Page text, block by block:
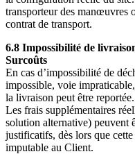
transporteur des manœuvres
contrat de transport.
6.8 Impossibilité de
Surcoûts
En cas d’impossibilité de
impossible, voie
la livraison peut être reportée.
Les frais supplémentaires
solution alternative) peuvent
justificatifs, dès lors que
imputable au Client.